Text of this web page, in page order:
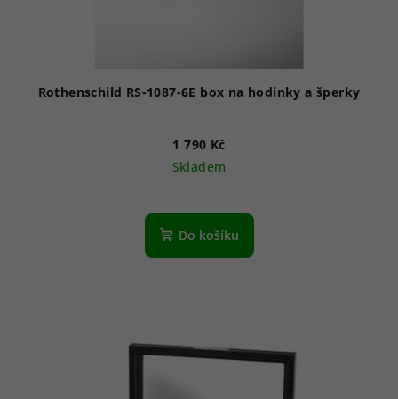
Rothenschild RS-1087-6E box na hodinky a šperky
1 790 Kč
Skladem
Do košíku